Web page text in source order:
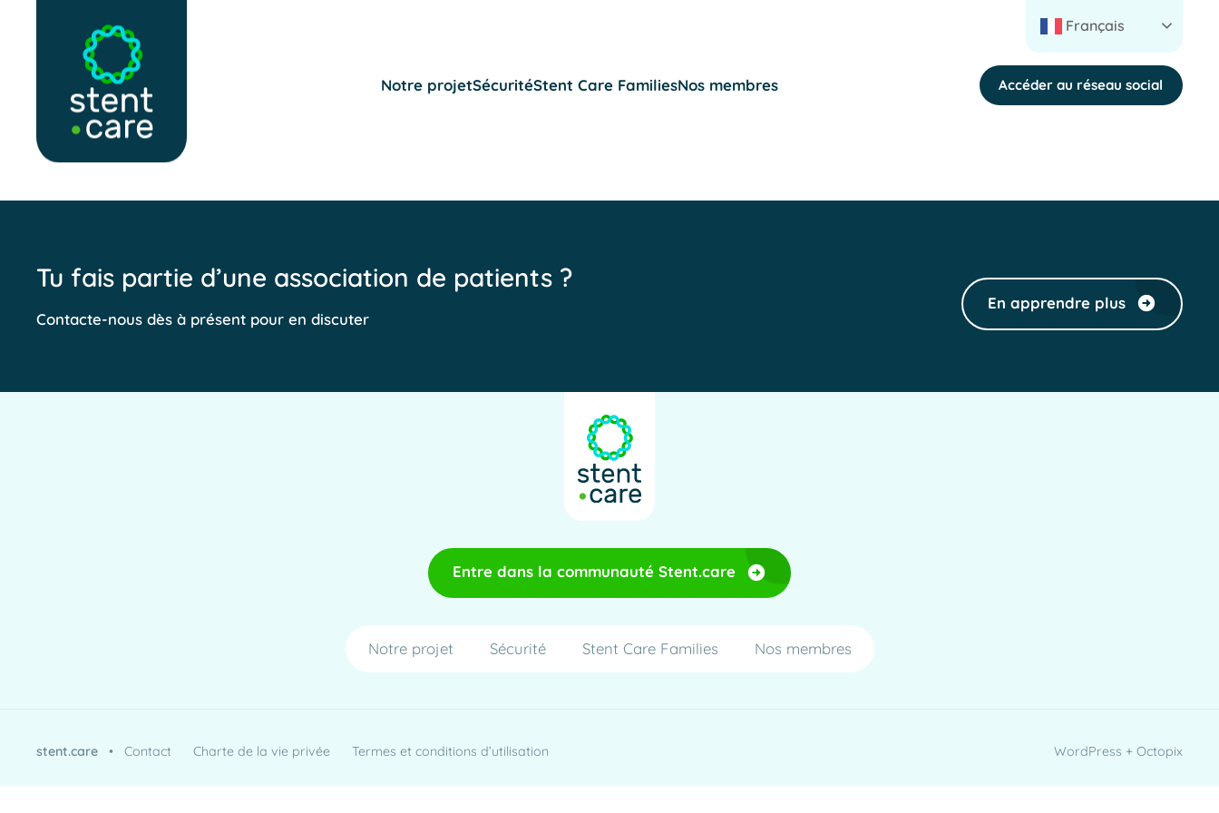
Français
Notre projetSécuritéStent Care FamiliesNos membres Accéder au réseau social
Tu fais partie d’une association de patients ?
Contacte-nous dès à présent pour en discuter
En apprendre plus
Entre dans la communauté Stent.care
Notre projet Sécurité Stent Care Families Nos membres
stent.care •Contact Charte de la vie privée Termes et conditions d’utilisation WordPress + Octopix